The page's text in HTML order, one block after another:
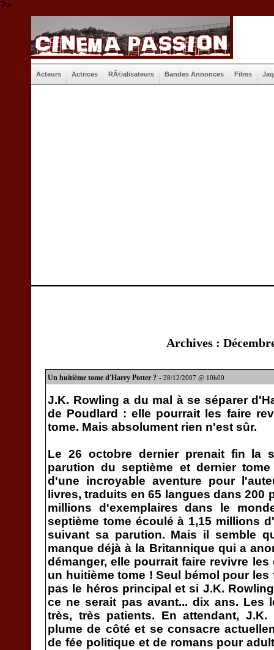
?>
Acteurs Actrices RÃ©alisateurs Bandes Annonces Films
Archives :
Un huitième tome d'Harry Potter ? - 28/12/2007 @ 10h00
J.K. Rowling a du mal à se séparer
de Poudlard : elle pourrait les faire
tome. Mais absolument rien n'est sûr.
Le 26 octobre dernier prenait fin la
parution du septième et dernier
d'une incroyable aventure pour
livres, traduits en 65 langues dans 200
millions d'exemplaires dans le
septième tome écoulé à 1,15 millions
suivant sa parution. Mais il semble
manque déjà à la Britannique qui a
démanger, elle pourrait faire revivre
un huitième tome ! Seul bémol pour
pas le héros principal et si J.K.
ce ne serait pas avant... dix ans. Les
très, très patients. En attendant,
plume de côté et se consacre
de fée politique et de romans pour